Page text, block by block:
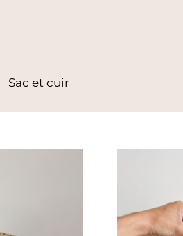
Sac et cuir